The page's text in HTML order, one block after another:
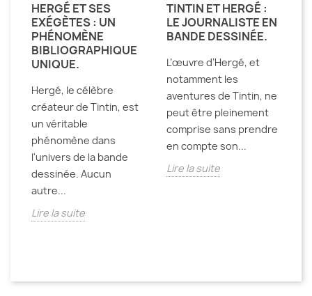
HERGÉ ET SES
EXÉGÈTES : UN
PHÉNOMÈNE
BIBLIOGRAPHIQUE
UNIQUE.
Hergé, le célèbre
créateur de Tintin, est
un véritable
phénomène dans
l'univers de la bande
dessinée. Aucun
autre...
Lire la suite
TINTIN ET HERGÉ :
LE JOURNALISTE EN
BANDE DESSINÉE.
L’œuvre d’Hergé, et
notamment les
aventures de Tintin, ne
peut être pleinement
comprise sans prendre
en compte son...
Lire la suite